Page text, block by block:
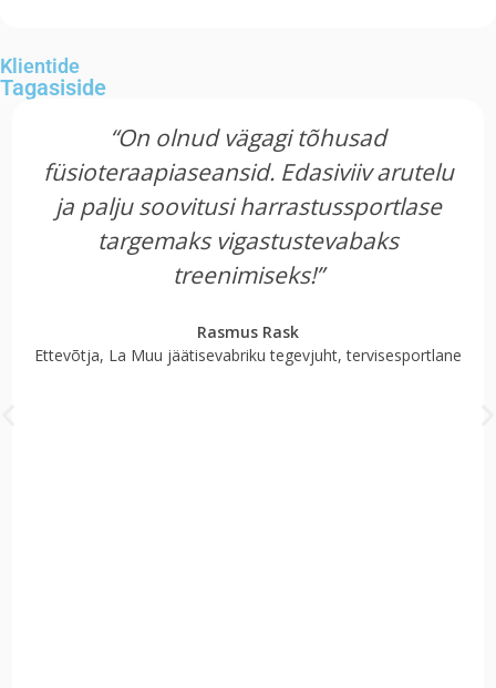
Klientide
Tagasiside
“On olnud vägagi tõhusad
füsioteraapiaseansid. Edasiviiv arutelu
ja palju soovitusi harrastussportlase
targemaks vigastustevabaks
treenimiseks!”
Rasmus Rask
Ettevõtja, La Muu jäätisevabriku tegevjuht, tervisesportlane